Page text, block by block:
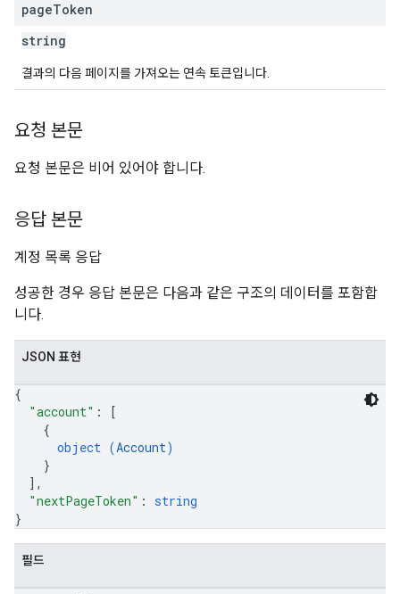
pageToken
string
결과의 다음 페이지를 가져오는 연속 토큰입니다.
요청 본문
요청 본문은 비어 있어야 합니다.
응답 본문
계정 목록 응답
성공한 경우 응답 본문은 다음과 같은 구조의 데이터를 포함합
니다.
JSON 표현
{
"account" :
[
{
object (Account)
}
] ,
"nextPageToken" : string
}
필드